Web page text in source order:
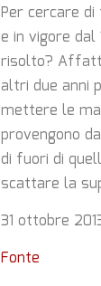
Per cercare
e in vigore
risolto?
altri due anni
mettere le
provengono
di fuori di
scattare la
31 ottobre
Fonte